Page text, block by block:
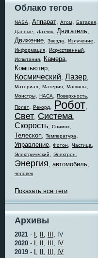
Облако тегов
NASA, Аппарат, Атом, Батарея,
Данные, Датчик, Двигатель,
Движение, Звезда, Излучение,
Информация, Искусственный,
Испытания, Камера,
Компьютер,
Космический, Лазер,
Материал, Материя, Машины,
Монстры, НАСА, Поверхность,
Полет, Рекорд, Робот,
Свет, Система,
Скорость, Снимок,
Телескоп, Температура,
Управление, Фотон, Частица,
Электрический, Электрон,
Энергия, автомобиль,
человек
Показать все теги
Архивы
2021 - I, II, III, IV
2020 - I, II, III, IV
2019 - I, II, III, IV